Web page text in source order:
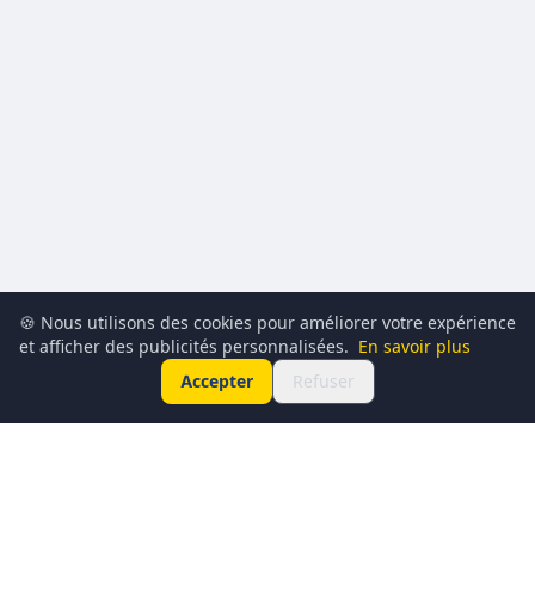
🍪 Nous utilisons des cookies pour améliorer votre expérience
et afficher des publicités personnalisées. En savoir plus
Accepter
Refuser